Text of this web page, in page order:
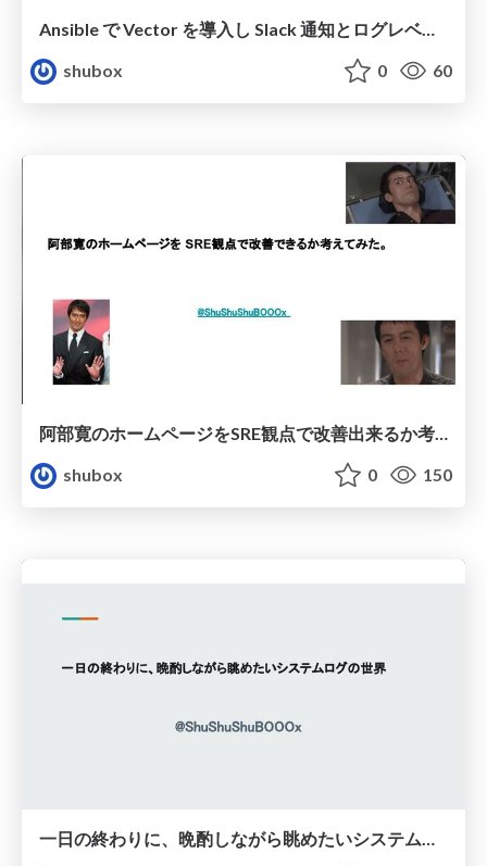
Ansible で Vector を導入し Slack 通知とログレベル色分けまでした話
shubox
0 60
阿部寛のホームページをSRE観点で改善出来るか考えてみた。
shubox
0 150